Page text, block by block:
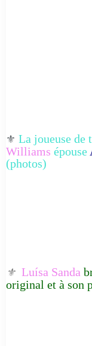
⚜️ La joueuse de
Williams épouse
(photos)
⚜️ Luísa Sanda
original et à son